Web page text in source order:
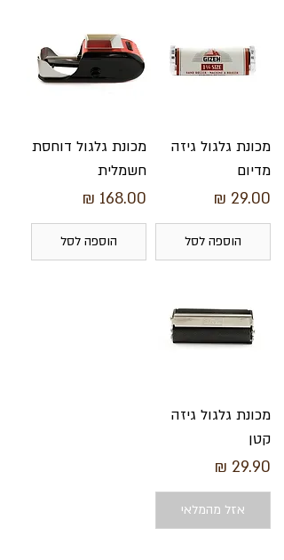
מכונת גלגול גיזה
מדיום
מחיר
הוספה לסל
מכונת גלגול דוחסת
חשמלית
מחיר
הוספה לסל
מכונת גלגול גיזה
קטן
מחיר
אזל מהמלאי